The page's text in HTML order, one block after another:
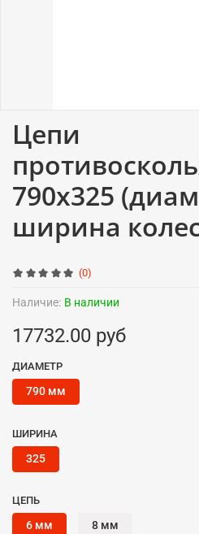
(0)
Наличие: В наличии
Цепи
790x325
ширина
17732.00 руб
ДИАМЕТР
790 мм
ШИРИНА
325
ЦЕПЬ
6 мм 8 мм